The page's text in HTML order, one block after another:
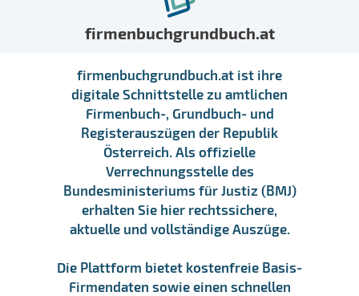
firmenbuchgrundbuch.at
firmenbuchgrundbuch.at ist ihre
digitale Schnittstelle zu amtlichen
Firmenbuch-, Grundbuch- und
Registerauszügen der Republik
Österreich. Als offizielle
Verrechnungsstelle des
Bundesministeriums für Justiz (BMJ)
erhalten Sie hier rechtssichere,
aktuelle und vollständige Auszüge.
Die Plattform bietet kostenfreie Basis-
Firmendaten sowie einen schnellen